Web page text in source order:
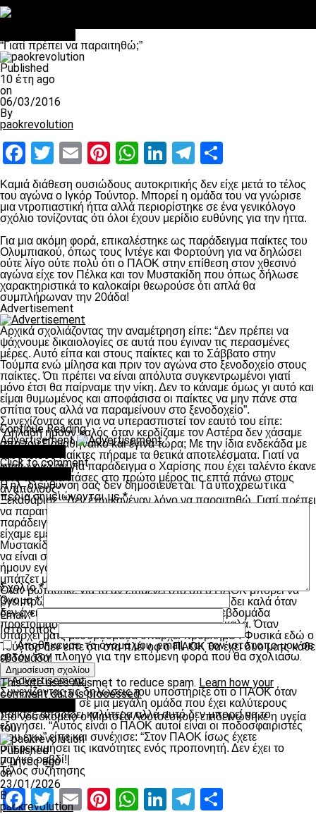
“Γιατί πρέπει να παραιτηθώ;”
Published
10 έτη ago
on
06/03/2016
By
paokrevolution
Facebook
Twitter
EmailPinterest
WhatsApp
LinkedIn
Telegram
Καμιά διάθεση ουσιώδους αυτοκριτικής δεν είχε μετά το τέλος
του αγώνα ο Ιγκόρ Τούντορ. Μπορεί η ομάδα του να γνώρισε
μια ντροπιαστική ήττα αλλά περιορίστηκε σε ένα γενικόλογο
σχόλιο τονίζοντας ότι όλοι έχουν μερίδιο ευθύνης για την ήττα.
Για μια ακόμη φορά, επικαλέστηκε ως παράδειγμα παίκτες του
Ολυμπιακού, όπως τους Ιντέγε και Φορτούνη για να δηλώσει
ούτε λίγο ούτε πολύ ότι ο ΠΑΟΚ στην επίθεση στον χθεσινό
αγώνα είχε τον Πέλκα και τον Μυστακίδη που όπως δήλωσε
χαρακτηριστικά το καλοκαίρι θεωρούσε ότι απλά θα
συμπλήρωναν την 20άδα!
Advertisement
Αρχικά σχολιάζοντας την αναμέτρηση είπε: “Δεν πρέπει να
ψάχνουμε δικαιολογίες σε αυτά που έγιναν τις περασμένες
μέρες. Αυτό είπα και στους παίκτες και το Σάββατο στην
Τούμπα ενώ μίλησα και πριν τον αγώνα στο ξενοδοχείο στους
παίκτες. Ότι πρέπει να είναι απόλυτα συγκεντρωμένοι γιατί
μόνο έτσι θα παίρναμε την νίκη. Δεν το κάναμε όμως γι αυτό και
είμαι θυμωμένος και αποφάσισα οι παίκτες να μην πάνε στα
σπίτια τους αλλά να παραμείνουν στο ξενοδοχείο”.
Συνεχίζοντας και για να υπερασπιστεί τον εαυτό του είπε:
“Δηλαδή ήμουν καλός όταν κερδίζαμε τον Αστέρα δεν χάσαμε
από τον Παναθηναϊκό και έγινα τώρα; Με την ίδια ενδεκάδα με
τους ίδιους παίκτες πήραμε τα θετικά αποτελέσματα. Γιατί να
φταίω εγώ αν για παράδειγμα ο Χαρίσης που έχει ταλέντο έκανε
από τις εννιά πάσες στο πρώτο μέρος τις επτά πάνω στους
αντιπάλους;”
Ξεκαθάρισε: “Δεν έχω κανέναν λόγο να παραιτηθώ. Γιατί πρέπει
να παραιτηθώ; Θεωρείτε ότι έχω το μαγικό ραβδί έτσι ώστε για
παράδειγμα να γίνουν Φορτούνης και Ιντέγε οι παίκτες που
είχαμε εμείς σε αυτό το ματς στην επίθεση; Πέλκας και
Μυστακίδης όταν αποκτήθηκαν το καλοκαίρι προορίζονταν για
να είναι στην 20άδα. Το μπάτζετ δεν κάνει την ομάδα και αν
ήμουν εγώ προπονητής σε αγγλική ομάδα που ελέγχει και το
μπάτζετ μπορεί να μου ζητούσατε ευθύνες…”
Όταν ρωτήθηκε για το αν επιμένει στο ότι ο ΠΑΟΚ μπορεί να
βγει πρώτος στα πλέι οφ είπε: “Η ομάδα αποδίδει καλά όταν
δεν έχει ματς μεσοβδόμαδα αλλά έχουμε μια εβδομάδα
προετοιμασίας. Και εκεί βλέπετε ότι αποδίδει καλά. Όταν
υπάρχει ματς μεσοβδόμαδα υπάρχει πρόβλημα”. Φυσικά εδώ ο
Τούντορ δεν ειπε ότι στα πλέι οφ ο ΠΑΟΚ θα έχει δυο ματς κάθε
εβδομάδα!
Advertisement
Συνεχίζοντας τις δηλώσεις του υποστήριξε ότι ο ΠΑΟΚ όταν
παίζει απέναντι σε μια μεγάλη ομάδα που έχει καλύτερους
παικτες αποδίδει καλύτερα αλλά αυτό δεν μπορεί να το
εξηγήσει. “Αυτός είναι ο ΠΑΟΚ αυτοί είναι οι ποδοσφαιριστές
που έχω” είπε και συνέχισε: “Στον ΠΑΟΚ ίσως έχετε
υπερεκτιμήσει τις ικανότητες ενός προπονητή. Δεν έχει το
μαγικό ραβδί!|
Τέλος συζήτησης
Facebook
Twitter
EmailPinterest
WhatsApp
LinkedIn
Telegram
Continue Reading
Advertisement
Click to comment
Η ηλ. διεύθυνση σας δεν δημοσιεύεται. Τα υποχρεωτικά
πεδία σημειώνονται με*
Σχόλιο*
Όνομα*
Email*
Ιστότοπος
Αποθήκευσε το όνομά μου, email, και τον ιστότοπο μου σε
αυτόν τον πλοηγό για την επόμενη φορά που θα σχολιάσω.
This site uses Akismet to reduce spam. Learn how your
comment data is processed.
Στο νοσοκομείο ο Μιρτσέα Λουτσέσκου, επιδεινώθηκε η υγεία
του
Published
7 μήνες ago
on
23/01/2026
By
paokrevolution